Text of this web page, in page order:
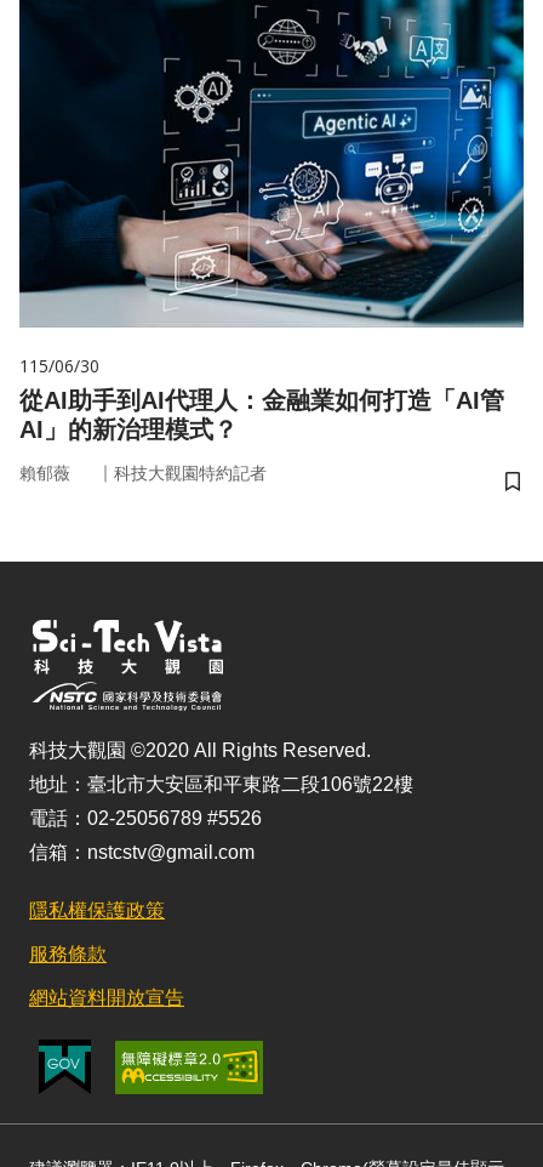
115/06/30
從AI助手到AI代理人：金融業如何打造「AI管
AI」的新治理模式？
賴郁薇 ｜ 科技大觀園特約記者
儲
科技大觀園 ©2020 All Rights Reserved.
地址：臺北市大安區和平東路二段106號22樓
電話：02-25056789 #5526
信箱：nstcstv@gmail.com
隱私權保護政策
服務條款
網站資料開放宣告